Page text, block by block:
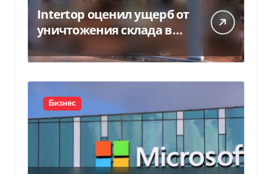
Intertop оценил ущерб от
уничтожения склада в
450 млн грн
Бизнес